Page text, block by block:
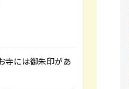
寺には御朱印があ